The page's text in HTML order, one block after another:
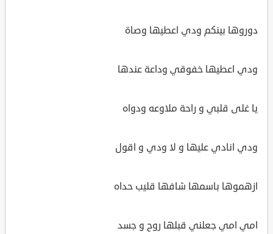
دوروها بينكم ودي اعطيها وصاة
ودي اعطيها خفوقي وداعة عندها
يا غلى قلبي و راحة ملاوعه ودواه
ودي انادي عليها و لا ودي و اقول
ازهموها باسمها شافها قليب حداه
امي امي جعلني قبلها روح و جسد